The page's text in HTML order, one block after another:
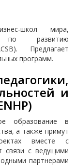
школ мира,
по развитию
Предлагает
программ.
и
образование в
а также примут
вместе с
связи с ведущими
партнерами